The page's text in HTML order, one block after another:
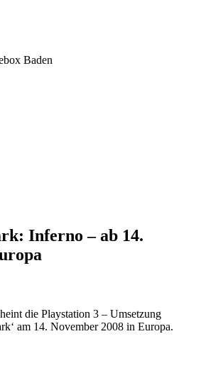
Baden
Inferno – ab 14.
die Playstation 3 – Umsetzung
am 14. November 2008 in Europa.